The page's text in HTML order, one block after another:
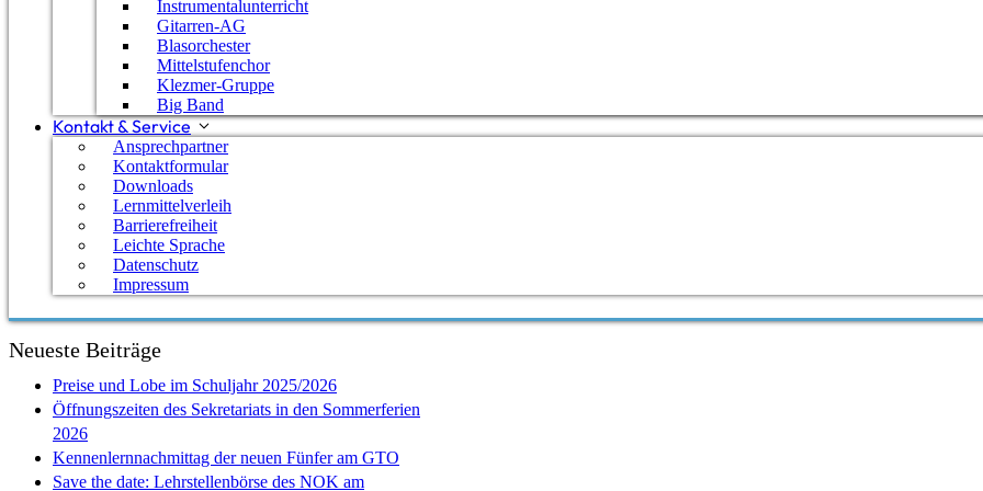
Instrumentalunterricht
Gitarren-AG
Blasorchester
Mittelstufenchor
Klezmer-Gruppe
Big Band
Kontakt & Service
Ansprechpartner
Kontaktformular
Downloads
Lernmittelverleih
Barrierefreiheit
Leichte Sprache
Datenschutz
Impressum
Jugendlichen den Gebrauch der englischen Sprache ausbauen und so ihre Fremdsprachenkenntnisse
Nun ist das erste Semester vorbei und die Schülerinnen und Schüler halten ihre Zwischenzeugnisse aus dem
ersten Semester in Händen. Die jüngste Kursteilnehmerin stammt aus der achten Klasse. Vorausgesetzt werden
nur Kenntnisse der Geometrie. Diese beachtliche Leistung haben sie neben dem normalen Schulbetrieb
was durch die Rhythmisierung und Freiräume in der Stundenplanung am Ganztagsgymnasium kein Problem
darstellt. Im umfangreichen AG-Angebot des GTO finden sich eine Reihe Informatik- Arbeitsgemeinschaften
verschiedene Klassenstufen. Schließlich kann im Fach Informatik auch eine Abiturprüfung abgelegt werden.
GTO beglückwünscht alle Teilnehmer des Quantencomputerkurses zu ihren hervorragenden Ergebnissen.
Hinweis: Den Pressebericht der NOK-Zeit finden Sie hier:
Neueste Beiträge
Preise und Lobe im Schuljahr 2025/2026
Öffnungszeiten des Sekretariats in den Sommerferien
2026
Kennenlernnachmittag der neuen Fünfer am GTO
Save the date: Lehrstellenbörse des NOK am